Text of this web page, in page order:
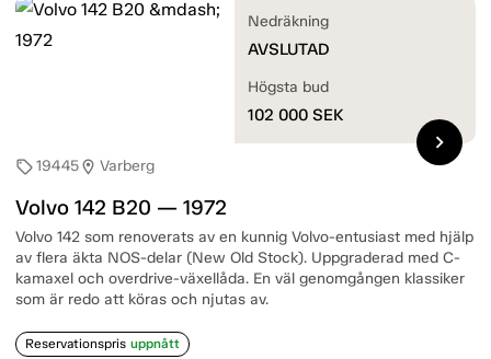
sell19445location_on Varberg
Volvo 142 B20 — 1972
Volvo 142 som renoverats av en kunnig Volvo-entusiast med hjälp
av flera äkta NOS-delar (New Old Stock). Uppgraderad med C-
kamaxel och overdrive-växellåda. En väl genomgången klassiker
som är redo att köras och njutas av.
Reservationspris uppnått
Nedräkning
AVSLUTAD
Högsta bud
102 000 SEK
chevron_right